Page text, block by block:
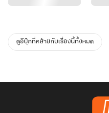
ดูอีบุ๊กที่คล้ายกับเรื่องนี้ทั้งหมด